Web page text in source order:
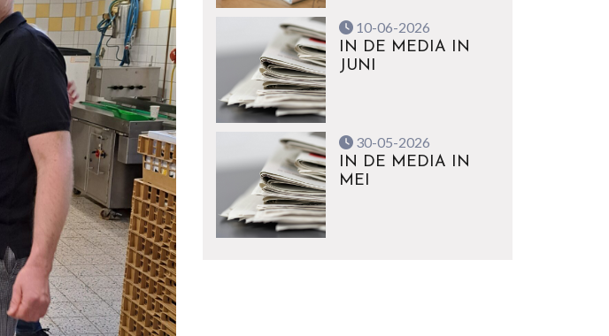
10-06-2026
IN DE MEDIA IN
JUNI
30-05-2026
IN DE MEDIA IN
MEI